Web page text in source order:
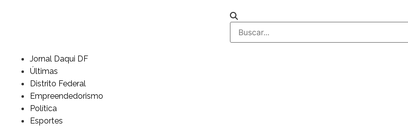
Jornal Daqui DF
Últimas
Distrito Federal
Empreendedorismo
Política
Esportes